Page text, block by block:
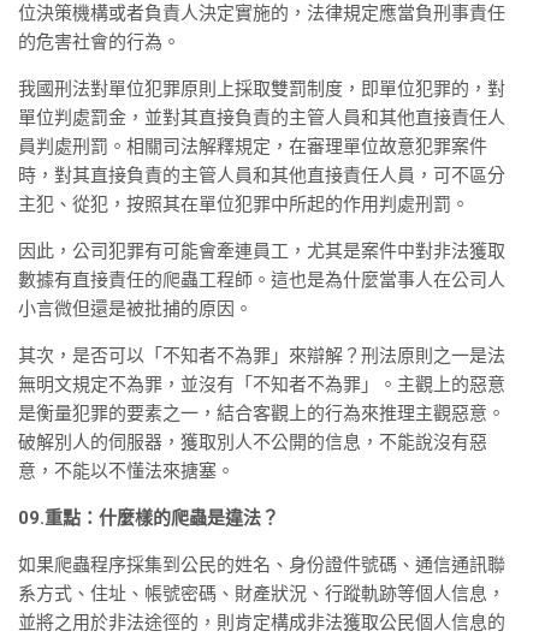
位決策機構或者負責人決定實施的，法律規定應當負刑事責任
的危害社會的行為。
我國刑法對單位犯罪原則上採取雙罰制度，即單位犯罪的，對
單位判處罰金，並對其直接負責的主管人員和其他直接責任人
員判處刑罰。相關司法解釋規定，在審理單位故意犯罪案件
時，對其直接負責的主管人員和其他直接責任人員，可不區分
主犯、從犯，按照其在單位犯罪中所起的作用判處刑罰。
因此，公司犯罪有可能會牽連員工，尤其是案件中對非法獲取
數據有直接責任的爬蟲工程師。這也是為什麼當事人在公司人
小言微但還是被批捕的原因。
其次，是否可以「不知者不為罪」來辯解？刑法原則之一是法
無明文規定不為罪，並沒有「不知者不為罪」。主觀上的惡意
是衡量犯罪的要素之一，結合客觀上的行為來推理主觀惡意。
破解別人的伺服器，獲取別人不公開的信息，不能說沒有惡
意，不能以不懂法來搪塞。
09.重點：什麼樣的爬蟲是違法？
如果爬蟲程序採集到公民的姓名、身份證件號碼、通信通訊聯
系方式、住址、帳號密碼、財產狀況、行蹤軌跡等個人信息，
並將之用於非法途徑的，則肯定構成非法獲取公民個人信息的